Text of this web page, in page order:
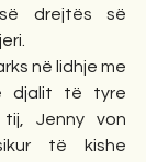
drejtës së
në lidhje me
djalit të tyre
Jenny von
të kishe